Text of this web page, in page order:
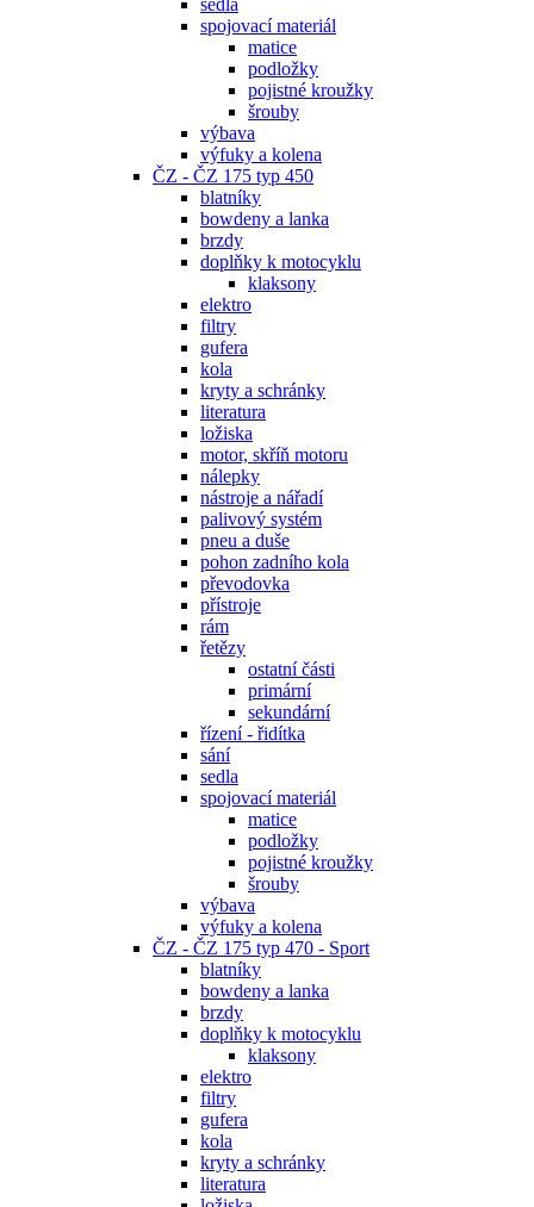
spojovací materiál
matice
podložky
pojistné kroužky
šrouby
výbava
výfuky a kolena
ČZ - ČZ 175 typ 450
blatníky
bowdeny a lanka
brzdy
doplňky k motocyklu
klaksony
elektro
filtry
gufera
kola
kryty a schránky
literatura
ložiska
motor, skříň motoru
nálepky
nástroje a nářadí
palivový systém
pneu a duše
pohon zadního kola
převodovka
přístroje
rám
řetězy
ostatní části
primární
sekundární
řízení - řidítka
sání
sedla
spojovací materiál
matice
podložky
pojistné kroužky
šrouby
výbava
výfuky a kolena
ČZ - ČZ 175 typ 470 - Sport
blatníky
bowdeny a lanka
brzdy
doplňky k motocyklu
klaksony
elektro
filtry
gufera
kola
kryty a schránky
literatura